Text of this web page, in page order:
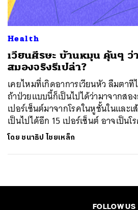
Health
เวียนศีรษะ บ้านหมุน คุ้นๆ ว่
สมองจริงรึเปล่า?
เคยไหมที่เกิดอาการเวียนหัว ลืมตา
ถ้าป่วยแบบนี้ก็เป็นไปได้ว่ามาจากสอ
เปอร์เซ็นต์มาจากโรคในหูชั้นในและ
เป็นไปได้อีก 15 เปอร์เซ็นต์ อาจเป็นโ
โดย ชนาธิป ไชยเหล็ก
FOLLOW US
ค้นหา
SHARE TWEET